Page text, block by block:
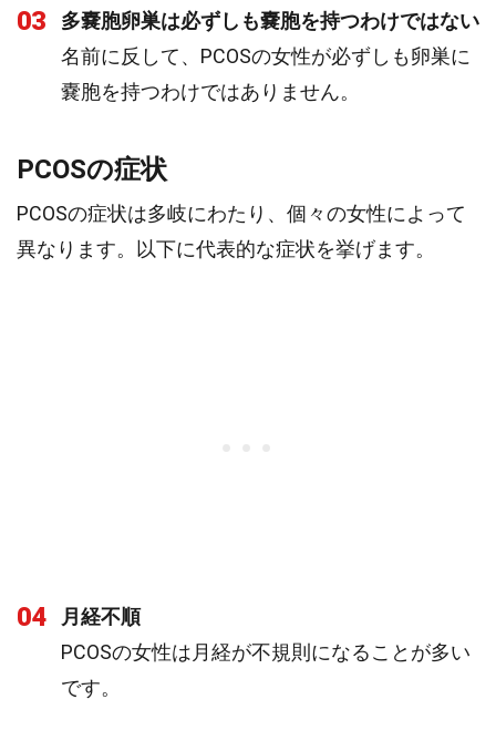
03
多嚢胞卵巣は必ずしも嚢胞を持つわけではない
名前に反して、PCOSの女性が必ずしも卵巣に
嚢胞を持つわけではありません。
PCOSの症状
PCOSの症状は多岐にわたり、個々の女性によって
異なります。以下に代表的な症状を挙げます。
04
月経不順
PCOSの女性は月経が不規則になることが多い
です。